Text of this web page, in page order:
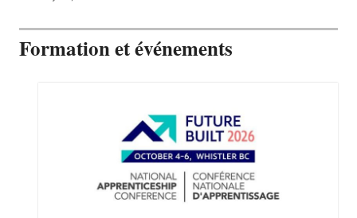
Formation et événements